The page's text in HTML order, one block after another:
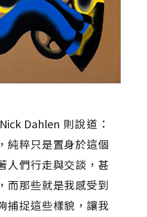
Dahlen 則說道：
純粹只是置身於這個
人們行走與交談，甚
而那些就是我感受到
捕捉這些樣貌，讓我